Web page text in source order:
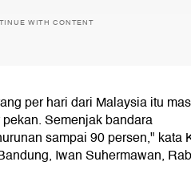
WITH CONTENT
per hari dari Malaysia itu
Semenjak bandara
sampai 90 persen," kata
Iwan Suhermawan,